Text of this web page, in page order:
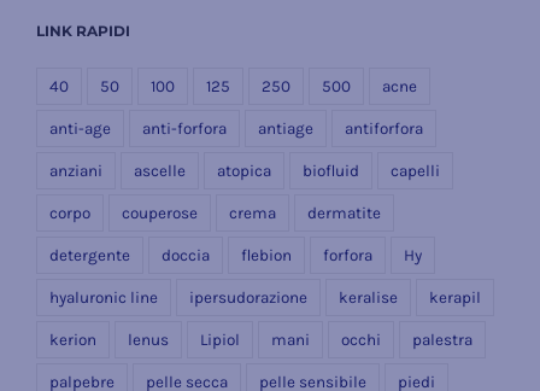
LINK RAPIDI
40 50 100 125 250 500 acne
anti-age anti-forfora antiage antiforfora
anziani ascelle atopica biofluid capelli
corpo couperose crema dermatite
detergente doccia flebion forfora Hy
hyaluronic line ipersudorazione keralise kerapil
kerion lenus Lipiol mani occhi palestra
palpebre pelle secca pelle sensibile piedi